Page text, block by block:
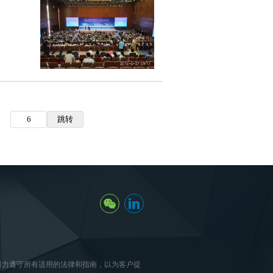
遵守所有适用的法律和指南，以为客户提